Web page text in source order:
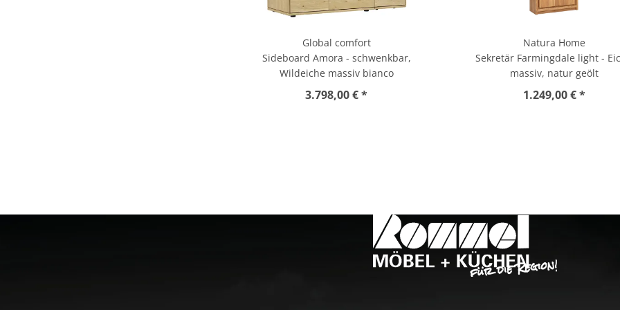
Global comfort
Sideboard Amora - schwenkbar,
Wildeiche massiv bianco
3.798,00 € *
Natura Home
Sekretär Farmingdale light -
massiv, natur geölt
1.249,00 € *